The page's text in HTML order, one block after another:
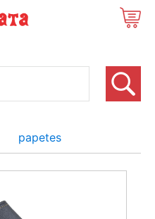
papetes